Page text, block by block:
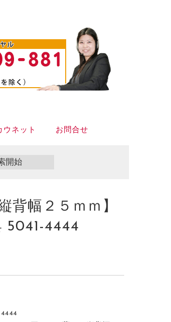
ウネット お問合せ
幅２５ｍｍ】
5041-4444